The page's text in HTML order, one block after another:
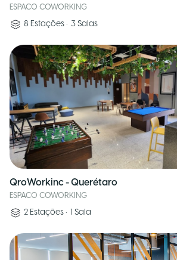
ESPACO COWORKING
8 Estações • 3 Salas
QroWorkinc - Querétaro
ESPACO COWORKING
2 Estações • 1 Sala